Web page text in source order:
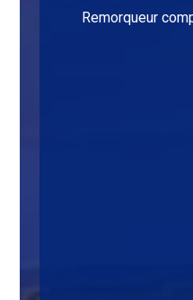
Remorqueur